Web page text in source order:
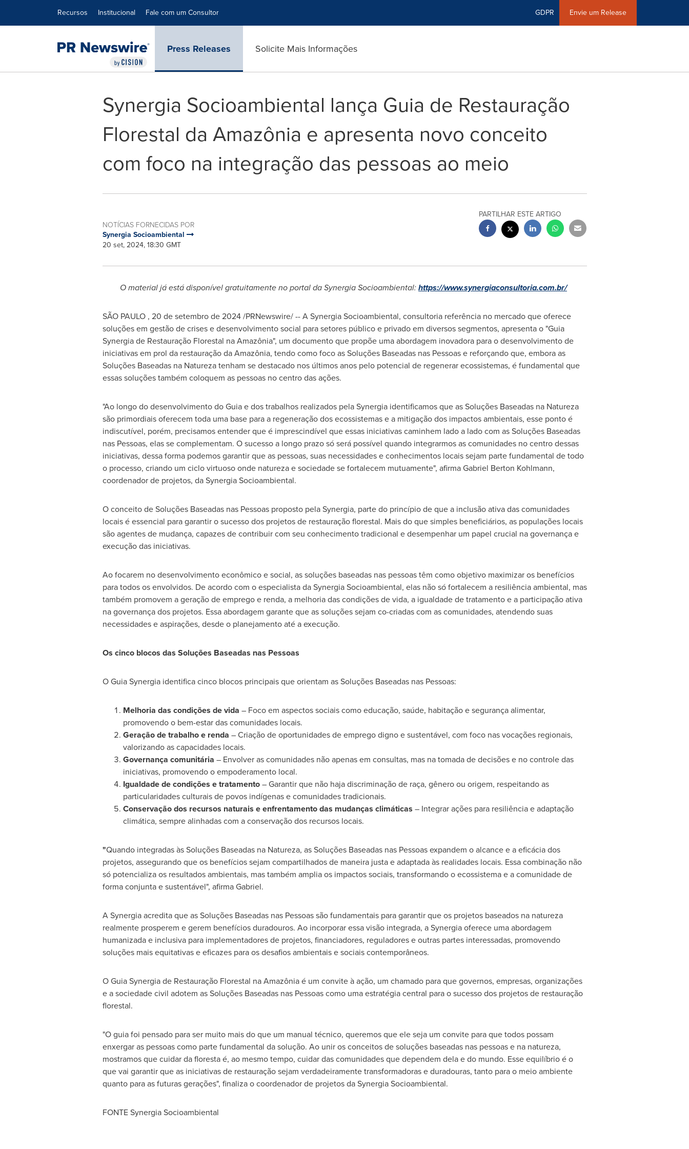
Recursos Institucional Fale com um Consultor GDPR Envie um Release
Press Releases Solicite Mais Informações
Synergia Socioambiental lança Guia de Restauração
Florestal da Amazônia e apresenta novo conceito
com foco na integração das pessoas ao meio
NOTÍCIAS FORNECIDAS POR
Synergia Socioambiental
20 set, 2024, 18:30 GMT
PARTILHAR ESTE ARTIGO
O material já está disponível gratuitamente no portal da Synergia Socioambiental:https://www.synergiaconsultoria.com.br/
SÃO PAULO , 20 de setembro de 2024/PRNewswire/ -- A Synergia Socioambiental, consultoria referência no mercado que oferece
soluções em gestão de crises e desenvolvimento social para setores público e privado em diversos segmentos, apresenta o "Guia
Synergia de Restauração Florestal na Amazônia", um documento que propõe uma abordagem inovadora para o desenvolvimento de
iniciativas em prol da restauração da Amazônia, tendo como foco as Soluções Baseadas nas Pessoas e reforçando que, embora as
Soluções Baseadas na Natureza tenham se destacado nos últimos anos pelo potencial de regenerar ecossistemas, é fundamental que
essas soluções também coloquem as pessoas no centro das ações.
"Ao longo do desenvolvimento do Guia e dos trabalhos realizados pela Synergia identificamos que as Soluções Baseadas na Natureza
são primordiais oferecem toda uma base para a regeneração dos ecossistemas e a mitigação dos impactos ambientais, esse ponto é
indiscutível, porém, precisamos entender que é imprescindível que essas iniciativas caminhem lado a lado com as Soluções Baseadas
nas Pessoas, elas se complementam. O sucesso a longo prazo só será possível quando integrarmos as comunidades no centro dessas
iniciativas, dessa forma podemos garantir que as pessoas, suas necessidades e conhecimentos locais sejam parte fundamental de todo
o processo, criando um ciclo virtuoso onde natureza e sociedade se fortalecem mutuamente", afirmaGabriel Berton Kohlmann,
coordenador de projetos, da Synergia Socioambiental.
O conceito de Soluções Baseadas nas Pessoas proposto pela Synergia, parte do princípio de que a inclusão ativa das comunidades
locais é essencial para garantir o sucesso dos projetos de restauração florestal. Mais do que simples beneficiários, as populações locais
são agentes de mudança, capazes de contribuir com seu conhecimento tradicional e desempenhar um papel crucial na governança e
execução das iniciativas.
Ao focarem no desenvolvimento econômico e social, as soluções baseadas nas pessoas têm como objetivo maximizar os benefícios
para todos os envolvidos. De acordo com o especialista da Synergia Socioambiental, elas não só fortalecem a resiliência ambiental, mas
também promovem a geração de emprego e renda, a melhoria das condições de vida, a igualdade de tratamento e a participação ativa
na governança dos projetos. Essa abordagem garante que as soluções sejam co-criadas com as comunidades, atendendo suas
necessidades e aspirações, desde o planejamento até a execução.
Os cinco blocos das Soluções Baseadas nas Pessoas
O Guia Synergia identifica cinco blocos principais que orientam as Soluções Baseadas nas Pessoas:
Melhoria das condições de vida – Foco em aspectos sociais como educação, saúde, habitação e segurança alimentar,
promovendo o bem-estar das comunidades locais.
Geração de trabalho e renda – Criação de oportunidades de emprego digno e sustentável, com foco nas vocações regionais,
valorizando as capacidades locais.
Governança comunitária – Envolver as comunidades não apenas em consultas, mas na tomada de decisões e no controle das
iniciativas, promovendo o empoderamento local.
Igualdade de condições e tratamento– Garantir que não haja discriminação de raça, gênero ou origem, respeitando as
particularidades culturais de povos indígenas e comunidades tradicionais.
Conservação dos recursos naturais e enfrentamento das mudanças climáticas – Integrar ações para resiliência e adaptação
climática, sempre alinhadas com a conservação dos recursos locais.
"Quando integradas às Soluções Baseadas na Natureza, as Soluções Baseadas nas Pessoas expandem o alcance e a eficácia dos
projetos, assegurando que os benefícios sejam compartilhados de maneira justa e adaptada às realidades locais. Essa combinação não
só potencializa os resultados ambientais, mas também amplia os impactos sociais, transformando o ecossistema e a comunidade de
forma conjunta e sustentável", afirma Gabriel.
A Synergia acredita que as Soluções Baseadas nas Pessoas são fundamentais para garantir que os projetos baseados na natureza
realmente prosperem e gerem benefícios duradouros. Ao incorporar essa visão integrada, a Synergia oferece uma abordagem
humanizada e inclusiva para implementadores de projetos, financiadores, reguladores e outras partes interessadas, promovendo
soluções mais equitativas e eficazes para os desafios ambientais e sociais contemporâneos.
O Guia Synergia de Restauração Florestal na Amazônia é um convite à ação, um chamado para que governos, empresas, organizações
e a sociedade civil adotem as Soluções Baseadas nas Pessoas como uma estratégia central para o sucesso dos projetos de restauração
florestal.
"O guia foi pensado para ser muito mais do que um manual técnico, queremos que ele seja um convite para que todos possam
enxergar as pessoas como parte fundamental da solução. Ao unir os conceitos de soluções baseadas nas pessoas e na natureza,
mostramos que cuidar da floresta é, ao mesmo tempo, cuidar das comunidades que dependem dela e do mundo. Esse equilíbrio é o
que vai garantir que as iniciativas de restauração sejam verdadeiramente transformadoras e duradouras, tanto para o meio ambiente
quanto para as futuras gerações", finaliza o coordenador de projetos da Synergia Socioambiental.
FONTE Synergia Socioambiental